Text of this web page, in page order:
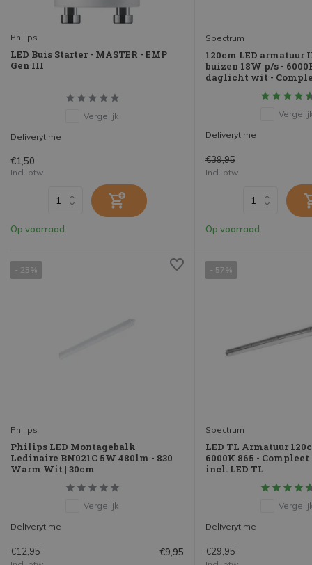
Philips
LED Buis Starter - MASTER - EMP
Gen III
Vergelijk
Deliverytime
€1,50
Incl. btw
Op voorraad
Spectrum
120cm LED armatuur
buizen 18W p/s -
daglicht wit -
Deliverytime
€39,95
Incl. btw
Op voorraad
- 23%
Philips
Philips LED Montagebalk
Ledinaire BN021C 5W 480lm - 830
Warm Wit | 30cm
Vergelijk
Deliverytime
€12,95 €9,95
- 57%
Spectrum
LED TL Armatuur
6000K 865 -
incl. LED TL
Deliverytime
€29,95